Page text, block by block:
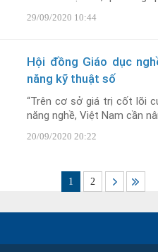
29/09/2020 10:44
Hội đồng Giáo dục
năng kỹ thuật số
“Trên cơ sở giá trị cốt lõi
năng nghề, Việt Nam cần
20/09/2020 20:22
1 2